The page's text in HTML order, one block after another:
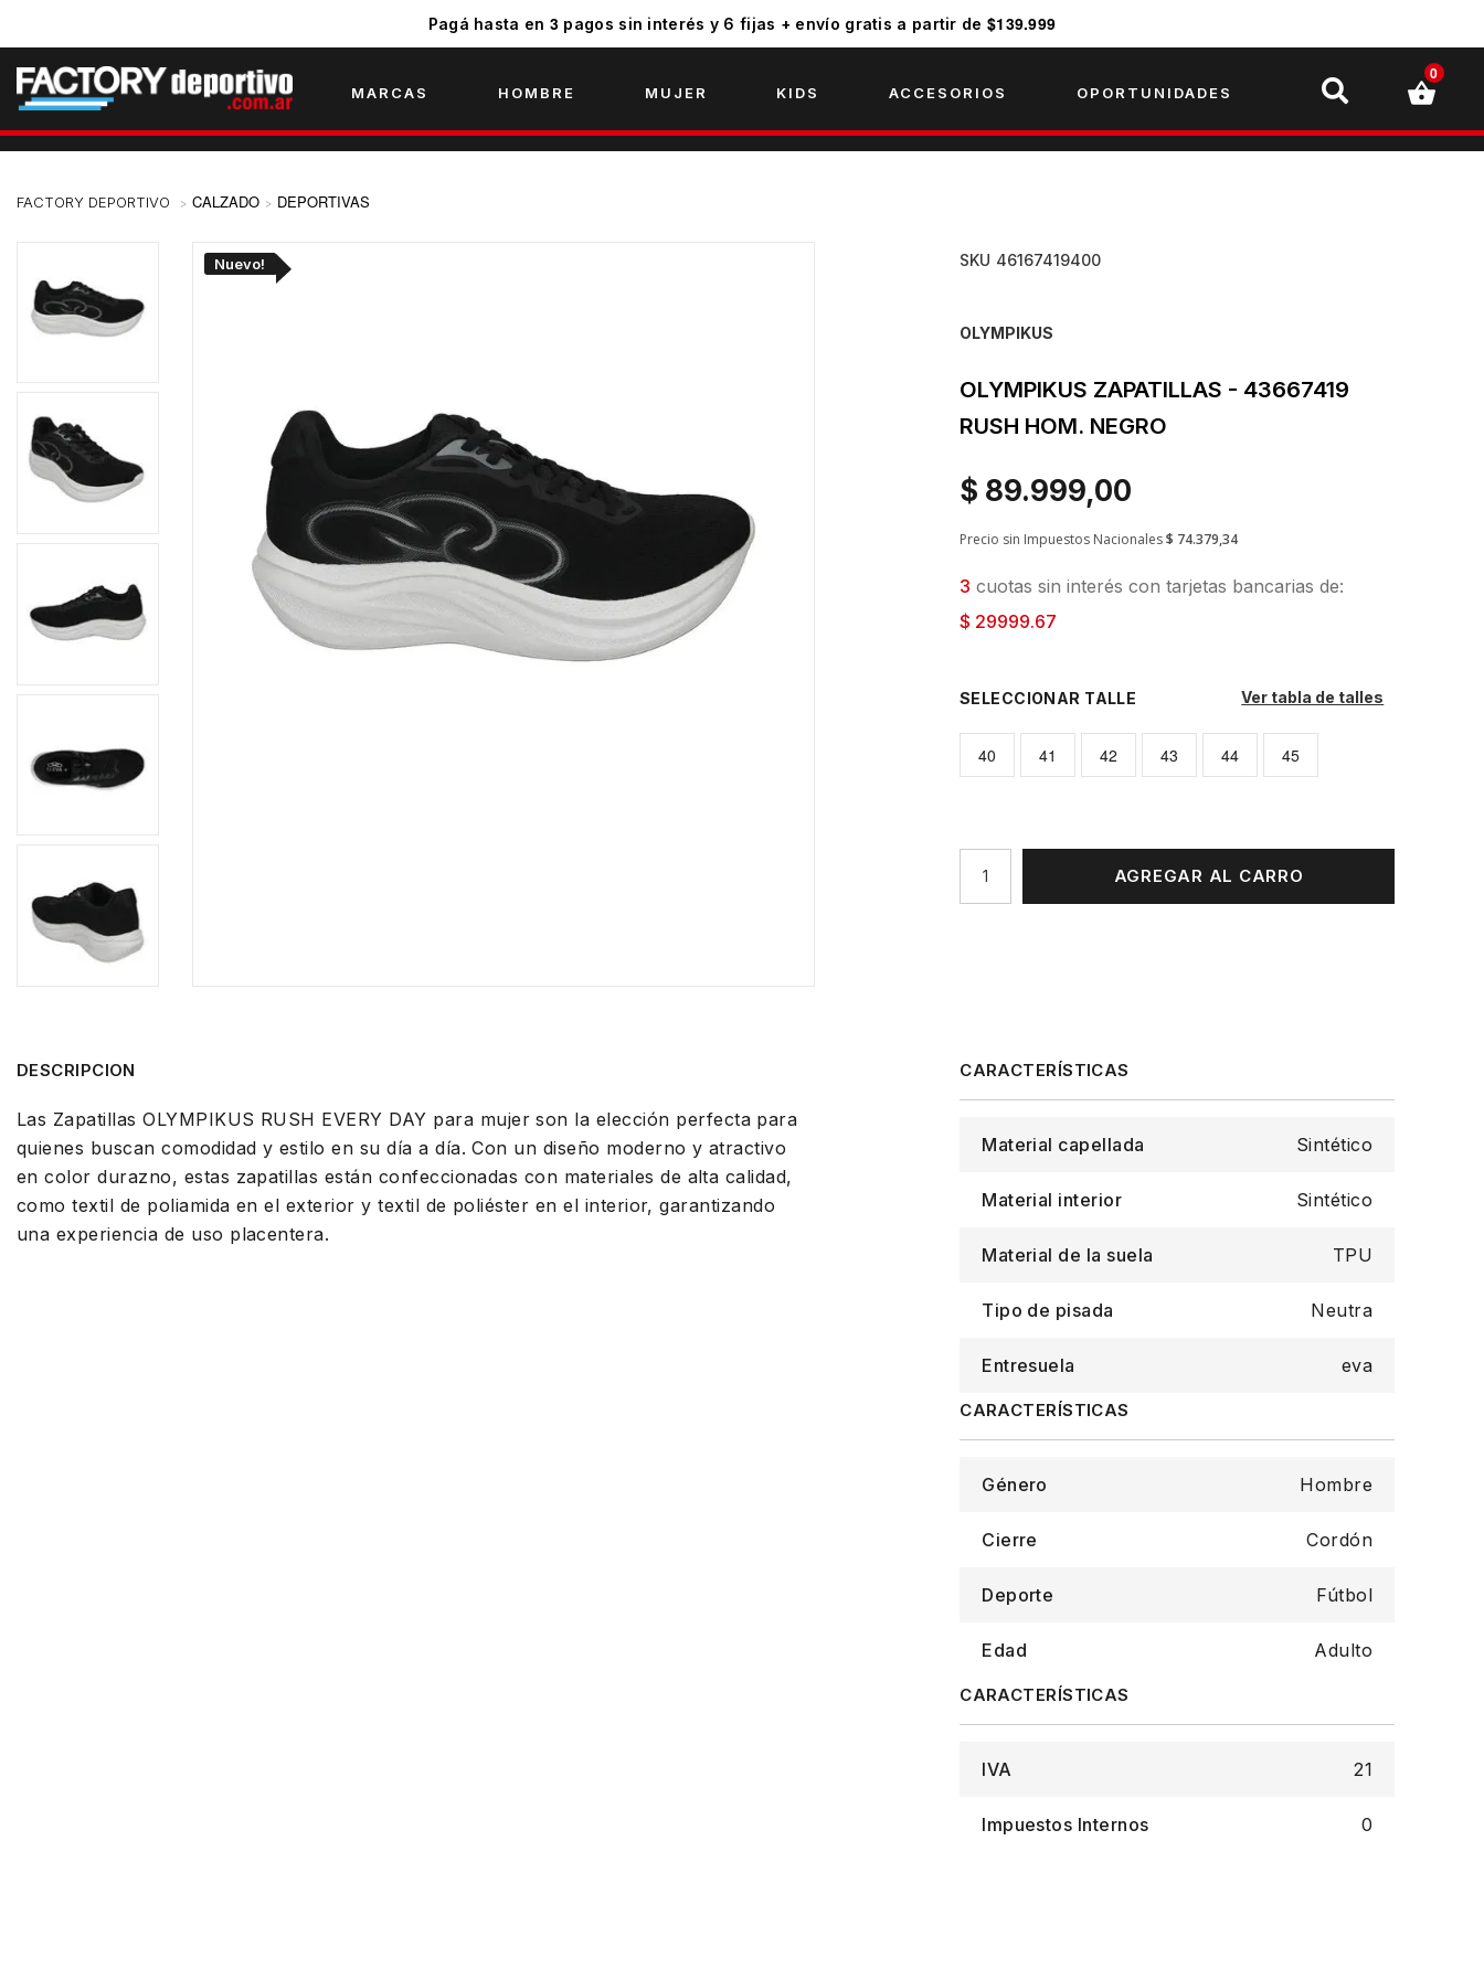
Pagá hasta en 3 pagos sin interés y 6 fijas + envío gratis a partir de $139.999
MARCAS HOMBRE MUJER KIDS ACCESORIOS OPORTUNIDADES
0
CALZADO DEPORTIVAS
Nuevo! SKU 46167419400
OLYMPIKUS
OLYMPIKUS ZAPATILLAS - 43667419
RUSH HOM. NEGRO
$ 89.999,00
Precio sin Impuestos Nacionales$ 74.379,34
3 cuotas sin interés con tarjetas bancarias de:
$ 29999.67
Ver tabla de talles
TALLE
40 41 42 43 44 45
AGREGAR AL CARRO
DESCRIPCION
Las Zapatillas OLYMPIKUS RUSH EVERY DAY para mujer son la elección perfecta para
quienes buscan comodidad y estilo en su día a día. Con un diseño moderno y atractivo
en color durazno, estas zapatillas están confeccionadas con materiales de alta calidad,
como textil de poliamida en el exterior y textil de poliéster en el interior, garantizando
una experiencia de uso placentera.
Material capellada Sintético
Material interior Sintético
Material de la suela TPU
Tipo de pisada Neutra
Entresuela eva
Género Hombre
Cierre Cordón
Deporte Fútbol
Edad Adulto
IVA 21
Impuestos Internos 0